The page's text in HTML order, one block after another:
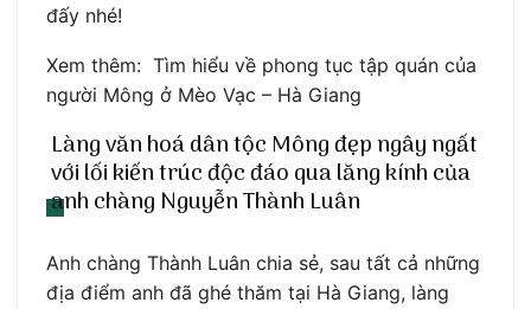
đấy nhé!
Xem thêm: Tìm hiểu về phong tục tập quán của
người Mông ở Mèo Vạc – Hà Giang
Làng văn hoá dân tộc Mông đẹp ngây ngất
với lối kiến trúc độc đáo qua lăng kính của
anh chàng Nguyễn Thành Luân
Anh chàng Thành Luân chia sẻ, sau tất cả những
địa điểm anh đã ghé thăm tại Hà Giang, làng